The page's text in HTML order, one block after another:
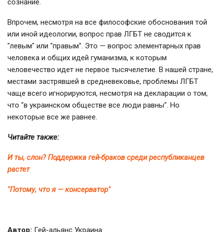
сознание.
Впрочем, несмотря на все философские обоснования той
или иной идеологии, вопрос прав ЛГБТ не сводится к
"левым" или "правым". Это — вопрос элементарных прав
человека и общих идей гуманизма, к которым
человечество идет не первое тысячелетие. В нашей стране,
местами застрявшей в средневековье, проблемы ЛГБТ
чаще всего игнорируются, несмотря на декларации о том,
что "в украинском обществе все люди равны". Но
некоторые все же равнее.
Читайте также:
И ты, слон? Поддержка гей-браков среди республиканцев
растет
"Потому, что я — консерватор"
Автор: Гей-альянс Украина